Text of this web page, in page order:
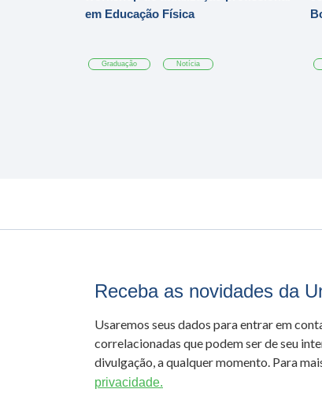
em Educação Física
Graduação Notícia
Receba as novidades da
Usaremos seus dados para entrar em
correlacionadas que podem ser de seu
divulgação, a qualquer momento. Para
privacidade.